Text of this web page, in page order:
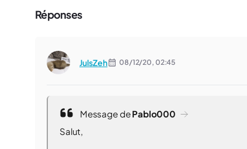
Réponses
JulsZeh 08/12/20, 02:45
Message dePablo000
Salut,